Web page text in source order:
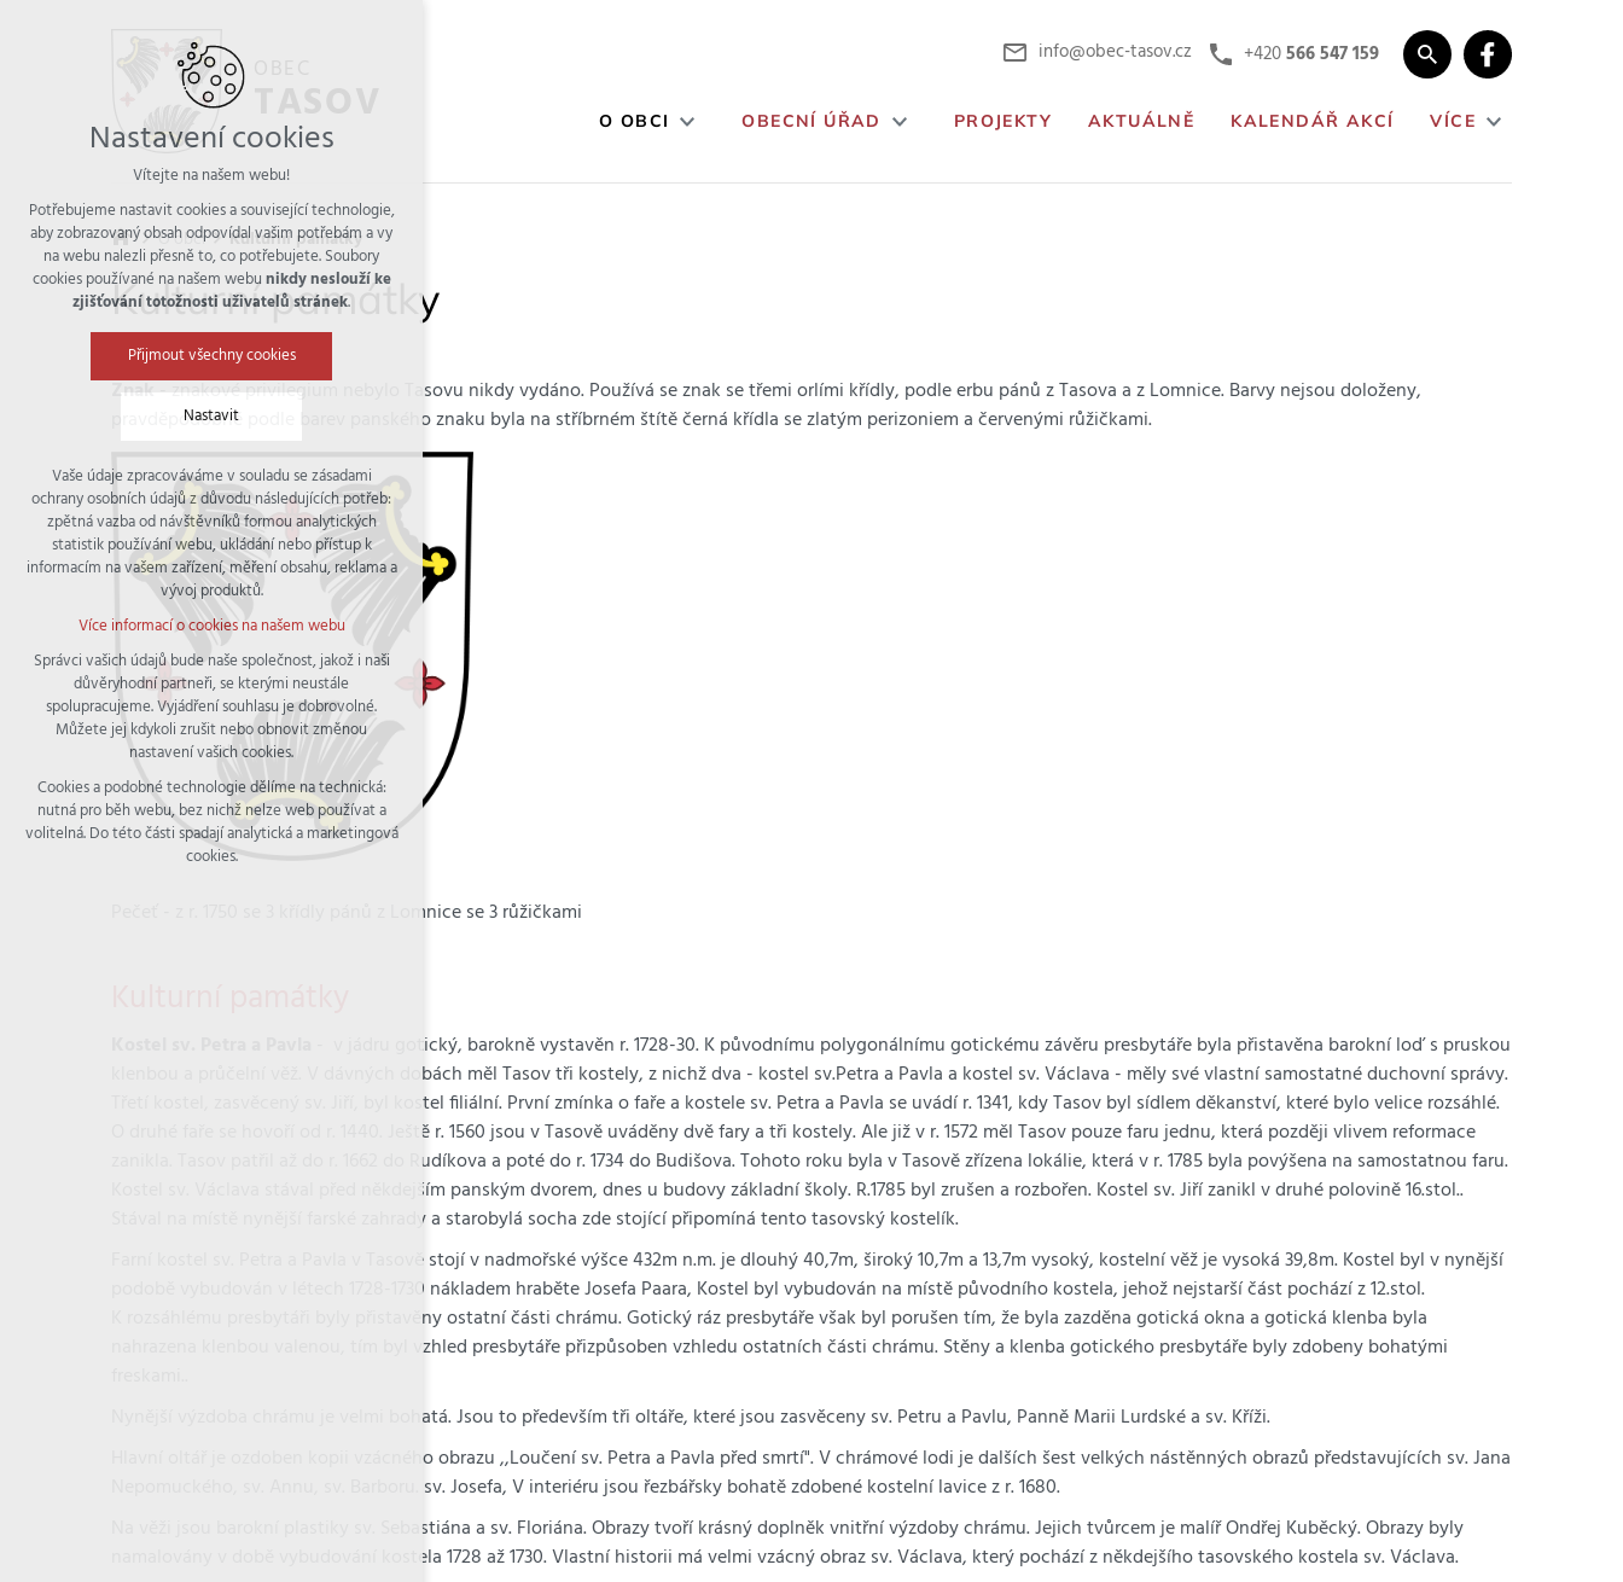
info@obec-tasov.cz +420566 547 159
O OBCI OBECNÍ ÚŘAD PROJEKTY AKTUÁLNĚ KALENDÁŘ AKCÍ VÍCE
O obci Kulturní památky
Kulturní památky
Znak- znakové privilegium nebylo Tasovu nikdy vydáno. Používá se znak se třemi orlími křídly, podle erbu pánů z Tasova a z Lomnice. Barvy nejsou doloženy,
pravděpodobně podle barev panského znaku byla na stříbrném štítě černá křídla se zlatým perizoniem a červenými růžičkami.
Pečeť - z r. 1750 se 3 křídly pánů z Lomnice se 3 růžičkami
- v jádru gotický, barokně vystavěn r. 1728-30. K původnímu polygonálnímu gotickému závěru presbytáře byla přistavěna barokní loď s pruskou
klenbou a průčelní věž. V dávných dobách měl Tasov tři kostely, z nichž dva - kostel sv.Petra a Pavla a kostel sv. Václava - měly své vlastní samostatné duchovní správy.
Třetí kostel, zasvěcený sv. Jiří, byl kostel filiální. První zmínka o faře a kostele sv. Petra a Pavla se uvádí r. 1341, kdy Tasov byl sídlem děkanství, které bylo velice rozsáhlé.
O druhé faře se hovoří od r. 1440. Ještě r. 1560 jsou v Tasově uváděny dvě fary a tři kostely. Ale již v r. 1572 měl Tasov pouze faru jednu, která později vlivem reformace
zanikla. Tasov patřil až do r. 1662 do Rudíkova a poté do r. 1734 do Budišova. Tohoto roku byla v Tasově zřízena lokálie, která v r. 1785 byla povýšena na samostatnou faru.
Kostel sv. Václava stával před někdejším panským dvorem, dnes u budovy základní školy. R.1785 byl zrušen a rozbořen. Kostel sv. Jiří zanikl v druhé polovině 16.stol..
Stával na místě nynější farské zahrady a starobylá socha zde stojící připomíná tento tasovský kostelík.
Farní kostel sv. Petra a Pavla v Tasově stojí v nadmořské výšce 432m n.m. je dlouhý 40,7m, široký 10,7m a 13,7m vysoký, kostelní věž je vysoká 39,8m. Kostel byl v nynější
podobě vybudován v létech 1728-1730 nákladem hraběte Josefa Paara, Kostel byl vybudován na místě původního kostela, jehož nejstarší část pochází z 12.stol.
K rozsáhlému presbytáři byly přistavěny ostatní části chrámu. Gotický ráz presbytáře však byl porušen tím, že byla zazděna gotická okna a gotická klenba byla
nahrazena klenbou valenou, tím byl vzhled presbytáře přizpůsoben vzhledu ostatních části chrámu. Stěny a klenba gotického presbytáře byly zdobeny bohatými
Nynější výzdoba chrámu je velmi bohatá. Jsou to především tři oltáře, které jsou zasvěceny sv. Petru a Pavlu, Panně Marii Lurdské a sv. Kříži.
Hlavní oltář je ozdoben kopii vzácného obrazu ,,Loučení sv. Petra a Pavla před smrtí". V chrámové lodi je dalších šest velkých nástěnných obrazů představujících sv. Jana
Nepomuckého, sv. Annu, sv. Barboru. sv. Josefa, V interiéru jsou řezbářsky bohatě zdobené kostelní lavice z r. 1680.
Na věži jsou barokní plastiky sv. Sebastiána a sv. Floriána. Obrazy tvoří krásný doplněk vnitřní výzdoby chrámu. Jejich tvůrcem je malíř Ondřej Kuběcký. Obrazy byly
namalovány v době vybudování kostela 1728 až 1730. Vlastní historii má velmi vzácný obraz sv. Václava, který pochází z někdejšího tasovského kostela sv. Václava.
Nastavení cookies
Vítejte na našem webu!
Potřebujeme nastavit cookies a související technologie,
aby zobrazovaný obsah odpovídal vašim potřebám a vy
na webu nalezli přesně to, co potřebujete. Soubory
cookies používané na našem webunikdy neslouží ke
zjišťování totožnosti uživatelů stránek.
Přijmout všechny cookies
Nastavit
Technická cookies
nutná pro provozování webu
udržení kontextu stránek (session): případná
přihlášení, volby jazyka, apod.
analytická pro anonymizované vyhodnocení
návštěvnosti
marketingová cookies (Google)
Více informací o cookies na našem webu
Přijmout všechny cookies
Odmítnout vše
Vaše údaje zpracováváme v souladu se zásadami
ochrany osobních údajů z důvodu následujících potřeb:
zpětná vazba od návštěvníků formou analytických
statistik používání webu, ukládání nebo přístup k
informacím na vašem zařízení, měření obsahu, reklama a
vývoj produktů.
Více informací o cookies na našem webu
Správci vašich údajů bude naše společnost, jakož i naši
důvěryhodní partneři, se kterými neustále
spolupracujeme. Vyjádření souhlasu je dobrovolné.
Můžete jej kdykoli zrušit nebo obnovit změnou
nastavení vašich cookies.
Cookies a podobné technologie dělíme na technická:
nutná pro běh webu, bez nichž nelze web používat a
volitelná. Do této části spadají analytická a marketingová
cookies.